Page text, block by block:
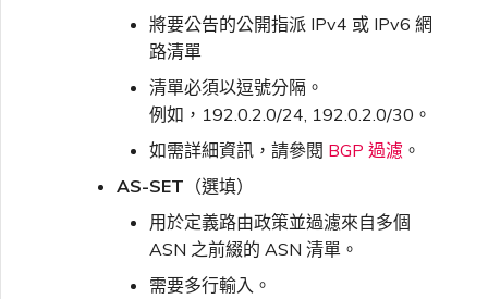
將要公告的公開指派 IPv4 或 IPv6 網
路清單
清單必須以逗號分隔。
例如，192.0.2.0/24, 192.0.2.0/30。
如需詳細資訊，請參閱 BGP 過濾 。
AS-SET （選填）
用於定義路由政策並過濾來自多個
ASN 之前綴的 ASN 清單。
需要多行輸入。